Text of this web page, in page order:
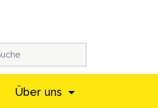
Über uns